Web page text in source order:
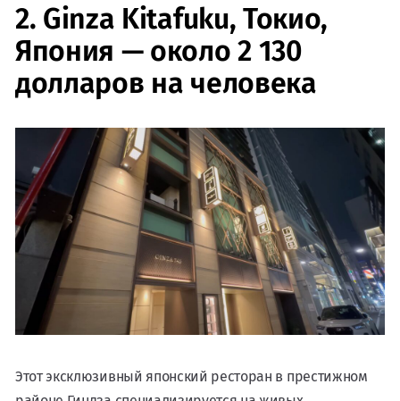
2. Ginza Kitafuku, Токио,
Япония — около 2 130
долларов на человека
Этот эксклюзивный японский ресторан в престижном